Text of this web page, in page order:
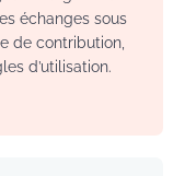
échanges sous
de contribution,
d’utilisation.